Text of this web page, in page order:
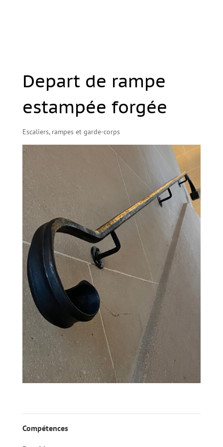
Depart de rampe
estampée forgée
Escaliers, rampes et garde-corps
Compétences